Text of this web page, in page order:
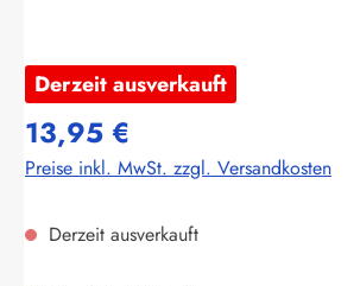
Derzeit ausverkauft
13,95 €
Preise inkl. MwSt. zzgl. Versandkosten
Derzeit ausverkauft